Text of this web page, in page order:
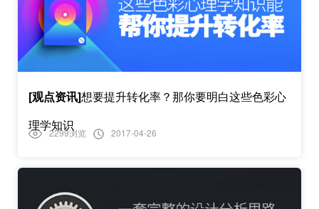
[观点资讯]想要提升转化率？那你要明白这些色彩心
理学知识
2299浏览 2017-04-26